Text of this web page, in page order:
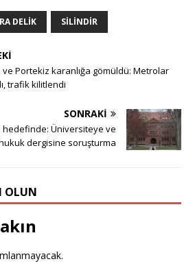
DELIK SILINDIR
Portekiz karanlığa gömüldü: Metrolar
trafik kilitlendi
SONRAKI
hedefinde: Üniversiteye ve
dergisine soruşturma
OLUN